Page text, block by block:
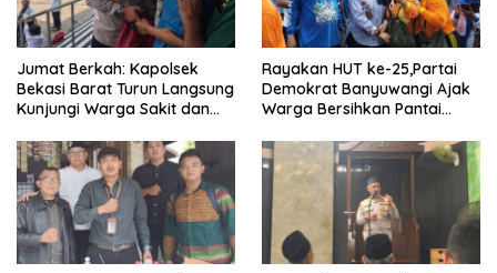
Jumat Berkah: Kapolsek
Bekasi Barat Turun Langsung
Kunjungi Warga Sakit dan
Rayakan HUT ke-25,Partai
Demokrat Banyuwangi Ajak
Warga Bersihkan Pantai